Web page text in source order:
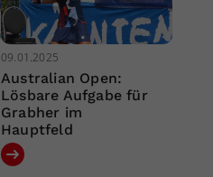
09.01.2025
Australian Open:
Lösbare Aufgabe für
Grabher im
Hauptfeld